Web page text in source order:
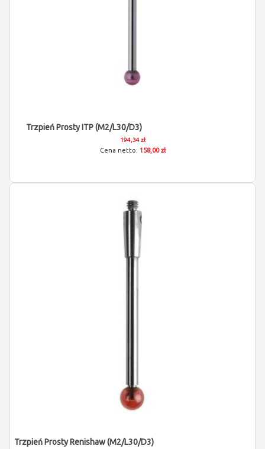
Trzpień Prosty ITP (M2/L30/D3)
194,34 zł
158,00 zł
Trzpień Prosty Renishaw (M2/L30/D3)